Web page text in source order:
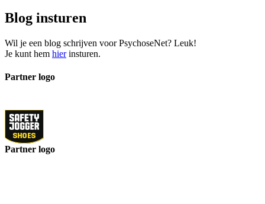
Blog insturen
Wil je een blog schrijven voor PsychoseNet? Leuk!
Je kunt hem hierinsturen.
Partner logo
Partner logo